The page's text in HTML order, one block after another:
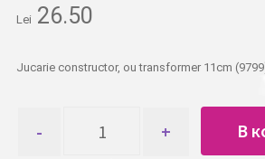
Lei 26.50
Jucarie constructor, ou transformer 11cm
товара
В